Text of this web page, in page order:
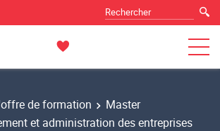
de formation
Master
et administration des entreprises